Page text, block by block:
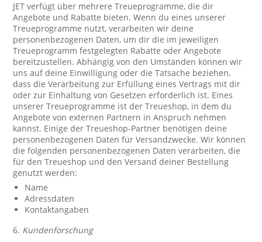
JET verfügt über mehrere Treueprogramme, die dir
Angebote und Rabatte bieten. Wenn du eines unserer
Treueprogramme nutzt, verarbeiten wir deine
personenbezogenen Daten, um dir die im jeweiligen
Treueprogramm festgelegten Rabatte oder Angebote
bereitzustellen. Abhängig von den Umständen können wir
uns auf deine Einwilligung oder die Tatsache beziehen,
dass die Verarbeitung zur Erfüllung eines Vertrags mit dir
oder zur Einhaltung von Gesetzen erforderlich ist. Eines
unserer Treueprogramme ist der Treueshop, in dem du
Angebote von externen Partnern in Anspruch nehmen
kannst. Einige der Treueshop-Partner benötigen deine
personenbezogenen Daten für Versandzwecke. Wir können
die folgenden personenbezogenen Daten verarbeiten, die
für den Treueshop und den Versand deiner Bestellung
genutzt werden:
Name
Adressdaten
Kontaktangaben
6. Kundenforschung